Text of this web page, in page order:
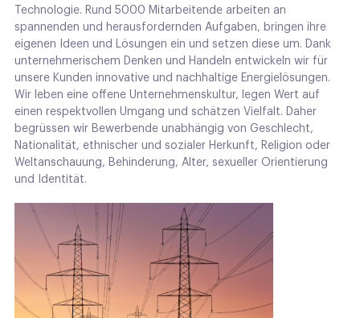
Technologie. Rund 5000 Mitarbeitende arbeiten an
spannenden und herausfordernden Aufgaben, bringen ihre
eigenen Ideen und Lösungen ein und setzen diese um. Dank
unternehmerischem Denken und Handeln entwickeln wir für
unsere Kunden innovative und nachhaltige Energielösungen.
Wir leben eine offene Unternehmenskultur, legen Wert auf
einen respektvollen Umgang und schätzen Vielfalt. Daher
begrüssen wir Bewerbende unabhängig von Geschlecht,
Nationalität, ethnischer und sozialer Herkunft, Religion oder
Weltanschauung, Behinderung, Alter, sexueller Orientierung
und Identität.